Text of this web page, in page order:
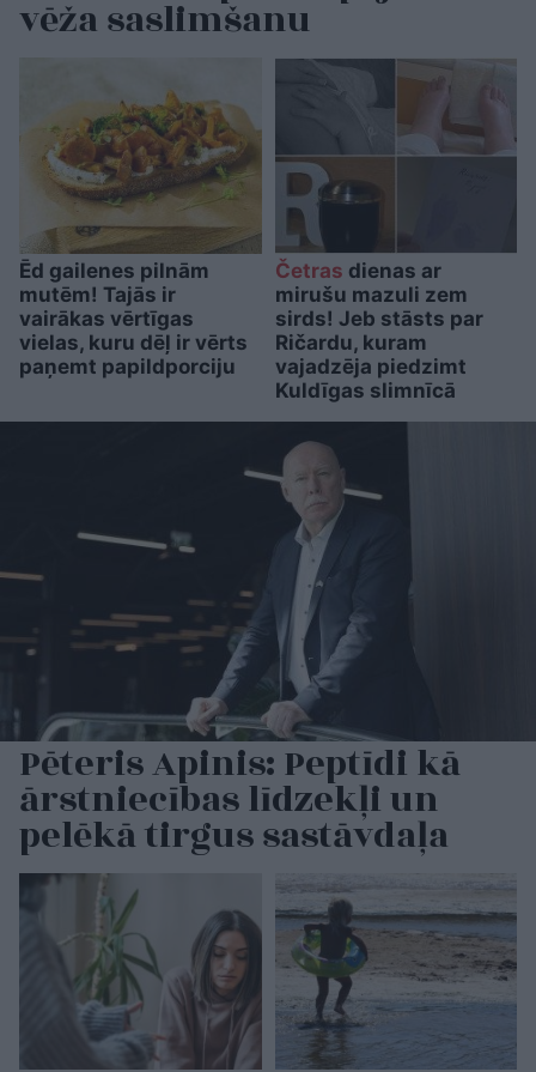
vēža saslimšanu
Ēd gailenes pilnām
mutēm! Tajās ir
vairākas vērtīgas
vielas, kuru dēļ ir vērts
paņemt papildporciju
Četras dienas ar
mirušu mazuli zem
sirds! Jeb stāsts par
Ričardu, kuram
vajadzēja piedzimt
Kuldīgas slimnīcā
Pēteris Apinis: Peptīdi kā
ārstniecības līdzekļi un
pelēkā tirgus sastāvdaļa